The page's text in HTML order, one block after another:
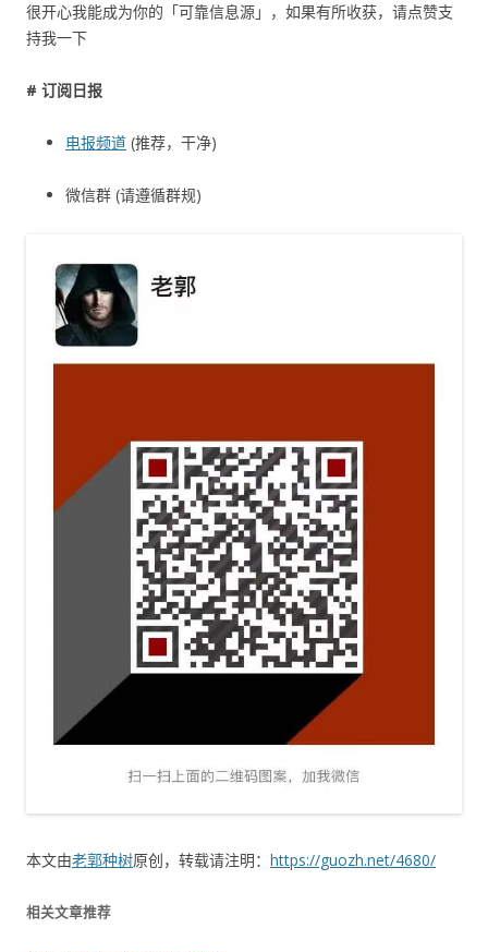
很开心我能成为你的「可靠信息源」，如果有所收获，请点赞支
持我一下
# 订阅日报
电报频道 (推荐，干净)
微信群 (请遵循群规)
本文由老郭种树原创，转载请注明： https://guozh.net/4680/
相关文章推荐